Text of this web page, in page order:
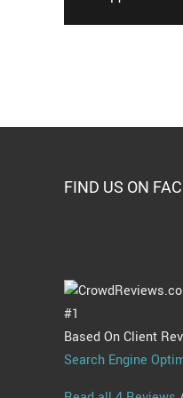
FIND US ON
#1
Based On Client
Search Engine